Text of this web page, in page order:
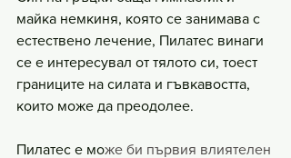
майка немкиня, която се занимава с
естествено лечение, Пилатес винаги
се е интересувал от тялото си, тоест
границите на силата и гъвкавостта,
които може да преодолее.
Пилатес е може би първия влиятелен